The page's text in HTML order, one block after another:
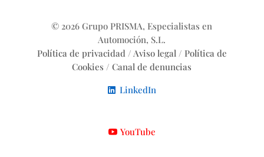
© 2026 Grupo PRISMA, Especialistas en
Automoción, S.L.
Política de privacidad/ Aviso legal/ Política de
Cookies/Canal de denuncias
LinkedIn
YouTube